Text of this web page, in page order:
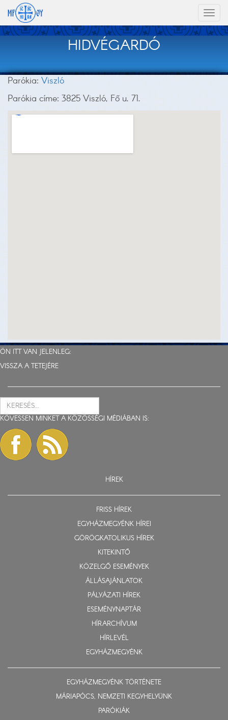
HIDVÉGARDÓ
Parókia: Viszló
Parókia címe: 3825 Viszló, Fő u. 71.
ÖN ITT VAN JELENLEG:
VISSZA A TETEJÉRE
KÖVESSEN MINKET A KÖZÖSSÉGI MÉDIÁBAN IS:
HÍREK
FRISS HÍREK
EGYHÁZMEGYÉNK HÍREI
GÖRÖGKATOLIKUS HÍREK
KITEKINTŐ
KÖZELGŐ ESEMÉNYEK
ÁLLÁSAJÁNLATOK
PÁLYÁZATI HÍREK
ESEMÉNYNAPTÁR
HÍRARCHÍVUM
HÍRLEVÉL
EGYHÁZMEGYÉNK
EGYHÁZMEGYÉNK TÖRTÉNETE
MÁRIAPÓCS, NEMZETI KEGYHELYÜNK
PARÓKIÁK